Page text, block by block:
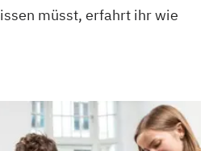
müsst, erfahrt ihr wie